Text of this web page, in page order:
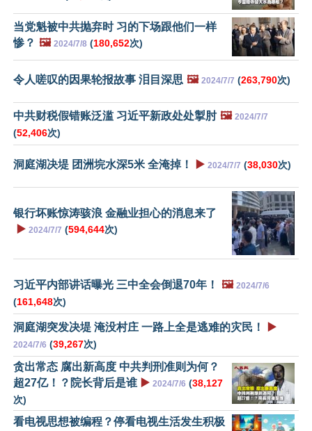
当党魁被中共抛弃时 习的下场跟他们一样
惨？ 🖼️ 2024/7/8 (180,652次)
令人嗟叹的因果轮报故事 泪目深思 🖼️ 2024/7/7 (263,790次)
中共财税假错账泛滥 习近平新政处处掣肘 🖼️ 2024/7/7
(52,406次)
洞庭湖决堤 团洲垸水深5米 全淹掉！ ▶️ 2024/7/7 (38,030次)
银行坏账惊涛骇浪 金融业担心的消息来了
▶️ 2024/7/7 (594,644次)
习近平内部讲话曝光 三中全会倒退70年！ 🖼️ 2024/7/6
(161,648次)
洞庭湖突发决堤 淹没村庄 一路上全是逃难的灾民！ ▶️
2024/7/6 (39,267次)
贪出常态 腐出新高度 中共判刑准则为何？
超27亿！？院长背后是谁 ▶️ 2024/7/6 (38,127
次)
看电视思想被编程？停看电视生活发生积极